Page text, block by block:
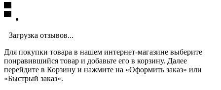
Загрузка отзывов...
Для покупки товара в нашем интернет-магазине выберите
понравившийся товар и добавьте его в корзину. Далее
перейдите в Корзину и нажмите на «Оформить заказ» или
«Быстрый заказ».